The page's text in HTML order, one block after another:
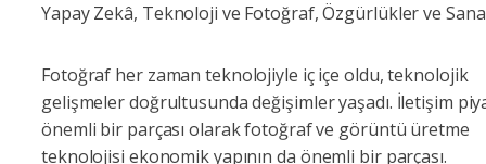
Yapay Zekâ, Teknoloji ve Fotoğraf, Özgürlükler ve
Fotoğraf her zaman teknolojiyle iç içe oldu, teknolojik
gelişmeler doğrultusunda değişimler yaşadı. İletişim
önemli bir parçası olarak fotoğraf ve görüntü üretme
teknolojisi ekonomik yapının da önemli bir parçası.